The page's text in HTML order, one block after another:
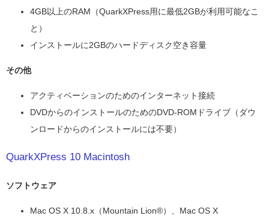
4GB以上のRAM（QuarkXPress用に最低2GBが利用可能なこ
と）
インストールに2GBのハードディスク空き容量
その他
アクティベーションのためのインターネット接続
DVDからのインストールのためのDVD-ROMドライブ（ダウ
ンロードからのインストールには不要）
QuarkXPress 10 Macintosh
ソフトウェア
Mac OS X 10.8.x（Mountain Lion®）、Mac OS X